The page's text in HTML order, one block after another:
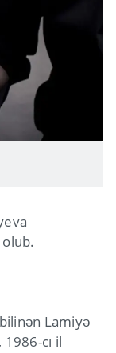
olub.
Lamiyə
cı il